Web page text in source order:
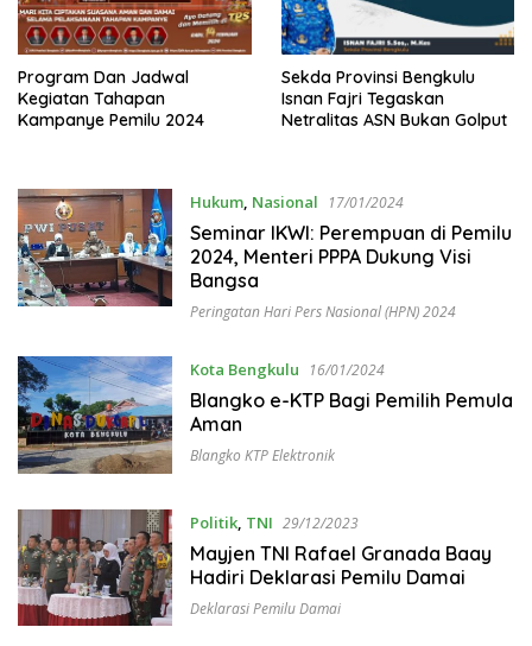
Program Dan Jadwal
Kegiatan Tahapan
Kampanye Pemilu 2024
Sekda Provinsi Bengkulu
Isnan Fajri Tegaskan
Netralitas ASN Bukan Golput
Hukum, Nasional 17/01/2024
Seminar IKWI: Perempuan di Pemilu
2024, Menteri PPPA Dukung Visi
Bangsa
Peringatan Hari Pers Nasional (HPN) 2024
Kota Bengkulu 16/01/2024
Blangko e-KTP Bagi Pemilih Pemula
Aman
Blangko KTP Elektronik
Politik, TNI 29/12/2023
Mayjen TNI Rafael Granada Baay
Hadiri Deklarasi Pemilu Damai
Deklarasi Pemilu Damai